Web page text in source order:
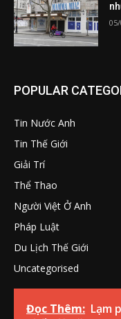
POPULAR
Tin Nước Anh
Tin Thế Giới
Giải Trí
Thể Thao
Người Việt Ở Anh
Pháp Luật
Du Lịch Thế Giới
Uncategorised
Đọc Thêm: Lạm